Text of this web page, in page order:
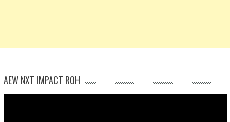
AEW NXT IMPACT ROH